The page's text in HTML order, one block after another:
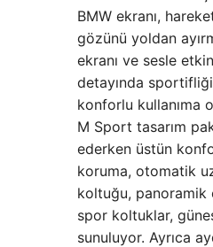
BMW ekranı,
gözünü yoldan
ekranı ve sesle
detayında
konforlu kullanıma
M Sport tasarım
ederken üstün
koruma, otomatik
koltuğu, panoramik
spor koltuklar,
sunuluyor. Ayrıca